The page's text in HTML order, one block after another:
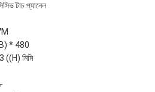
টাচ প্যানেল
* 480
((H) মিমি